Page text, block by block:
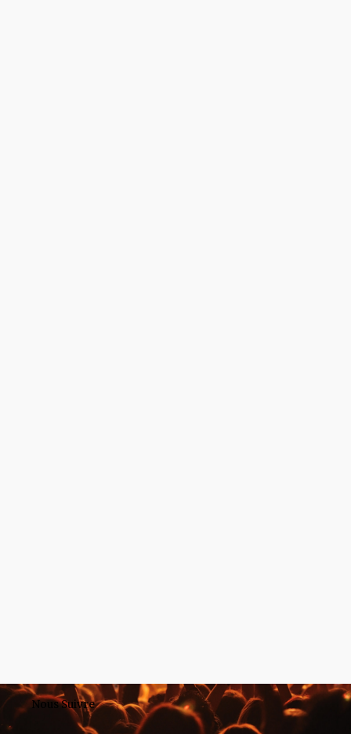
Nous Suivre